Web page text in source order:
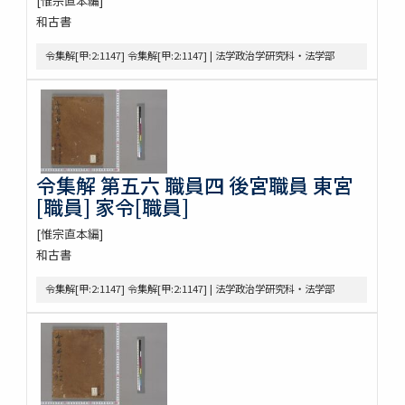
和古書
令集解[甲:2:1147] 令集解[甲:2:1147] | 法学政治学研究科・法学部
令集解 第五六 職員四 後宮職員 東宮
[職員] 家令[職員]
[惟宗直本編]
和古書
令集解[甲:2:1147] 令集解[甲:2:1147] | 法学政治学研究科・法学部